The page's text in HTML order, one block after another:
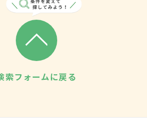
索フォームに戻る